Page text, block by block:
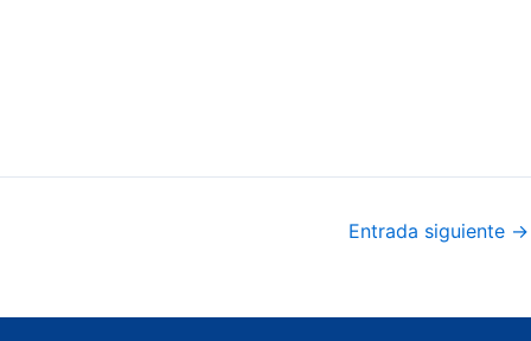
Entrada siguiente →